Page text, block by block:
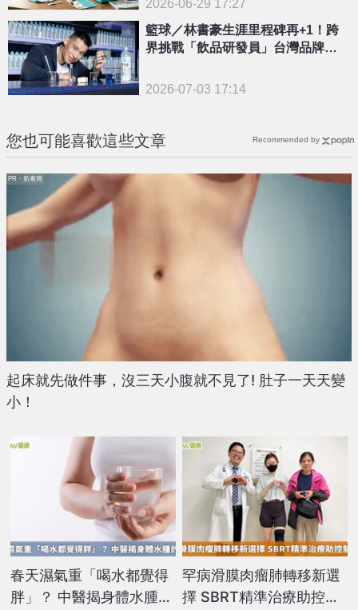
2026-06-29 17:27
籃球／林書豪生涯里程碑再+1！跨
界挑戰「飲品研發員」台灣品牌接
2026-07-03 17:14
您也可能喜歡這些文章
起床就先做件事，沒三天小腹就不見了! 肚子一天天變
小！
PR・新素簡
春天濕氣重「喝水都覺得
胖」？ 中醫揭身體水腫的
罕病滑膜肉瘤肺轉移新選
擇 SBRT精準治療助控制
Recommended by